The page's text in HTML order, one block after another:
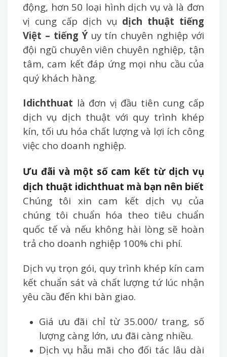
động, hơn 50 loại hình dịch vụ và là đơn
vị cung cấp dịch vụ dịch thuật tiếng
Việt – tiếng Ý uy tín chuyên nghiệp với
đội ngũ chuyên viên chuyên nghiệp, tận
tâm, cam kết đáp ứng mọi nhu cầu của
quý khách hàng.
Idichthuat là đơn vị đầu tiên cung cấp
dịch vụ dịch thuật với quy trình khép
kín, tối ưu hóa chất lượng và lợi ích công
việc cho doanh nghiệp.
Ưu đãi và một số cam kết từ dịch vụ
dịch thuật idichthuat mà bạn nên biết
Chúng tôi xin cam kết dịch vụ của
chúng tôi chuẩn hóa theo tiêu chuẩn
quốc tế và nếu không hài lòng sẽ hoàn
trả cho doanh nghiệp 100% chi phí.
Dịch vụ trọn gói, quy trình khép kín cam
kết chuẩn sát và chất lượng tứ lúc nhận
yêu cầu đến khi bàn giao.
Giá ưu đãi chỉ từ 35.000/ trang, số
lượng càng lớn, ưu đãi càng nhiều.
Dịch vụ hẫu mãi cho đối tác lâu dài